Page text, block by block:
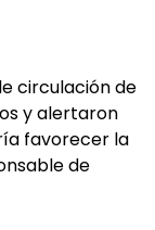
circulación de
y alertaron
favorecer la
de